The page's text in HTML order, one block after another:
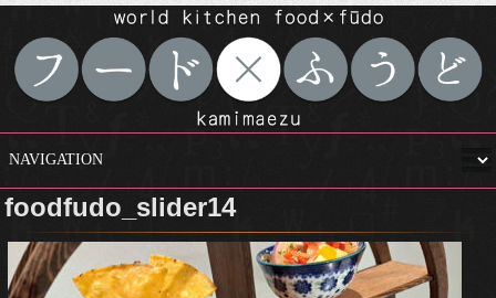
foodfudo_slider14